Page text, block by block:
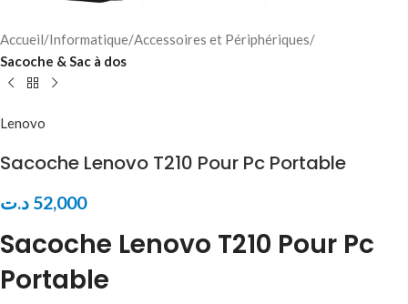
Accueil Informatique Accessoires et Périphériques
Sacoche & Sac à dos
Lenovo
Sacoche Lenovo T210 Pour Pc Portable
52,000 د.ت
Sacoche Lenovo T210 Pour Pc
Portable